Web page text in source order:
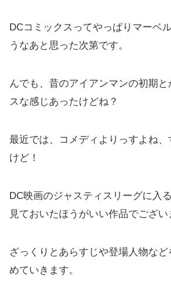
DCコミックスってやっぱりマーベ
うなあと思った次第です。
んでも、昔のアイアンマンの初期
スな感じあったけどね？
最近では、コメディよりっすよね
けど！
DC映画のジャスティスリーグに入
見ておいたほうがいい作品でござい
ざっくりとあらすじや登場人物など
めていきます。